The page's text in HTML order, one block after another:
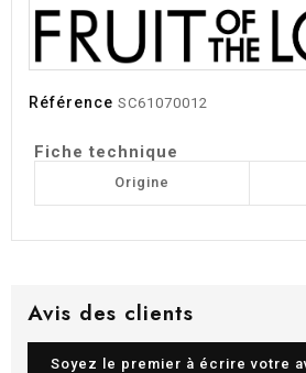
Référence SC61070012
Fiche technique
Origine
Avis des clients
Soyez le premier à écrire votre